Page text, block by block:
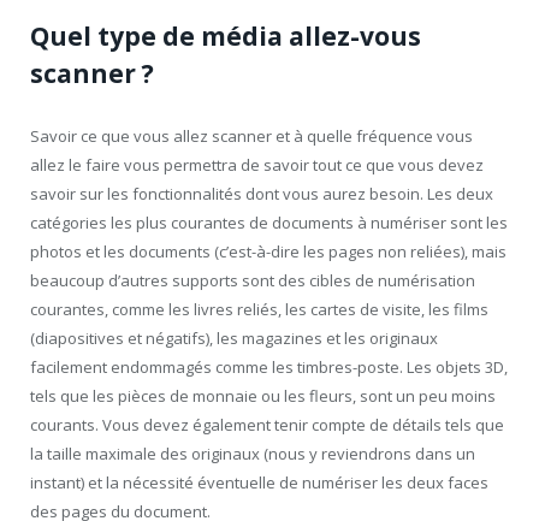
Quel type de média allez-vous
scanner ?
Savoir ce que vous allez scanner et à quelle fréquence vous
allez le faire vous permettra de savoir tout ce que vous devez
savoir sur les fonctionnalités dont vous aurez besoin. Les deux
catégories les plus courantes de documents à numériser sont les
photos et les documents (c’est-à-dire les pages non reliées), mais
beaucoup d’autres supports sont des cibles de numérisation
courantes, comme les livres reliés, les cartes de visite, les films
(diapositives et négatifs), les magazines et les originaux
facilement endommagés comme les timbres-poste. Les objets 3D,
tels que les pièces de monnaie ou les fleurs, sont un peu moins
courants. Vous devez également tenir compte de détails tels que
la taille maximale des originaux (nous y reviendrons dans un
instant) et la nécessité éventuelle de numériser les deux faces
des pages du document.